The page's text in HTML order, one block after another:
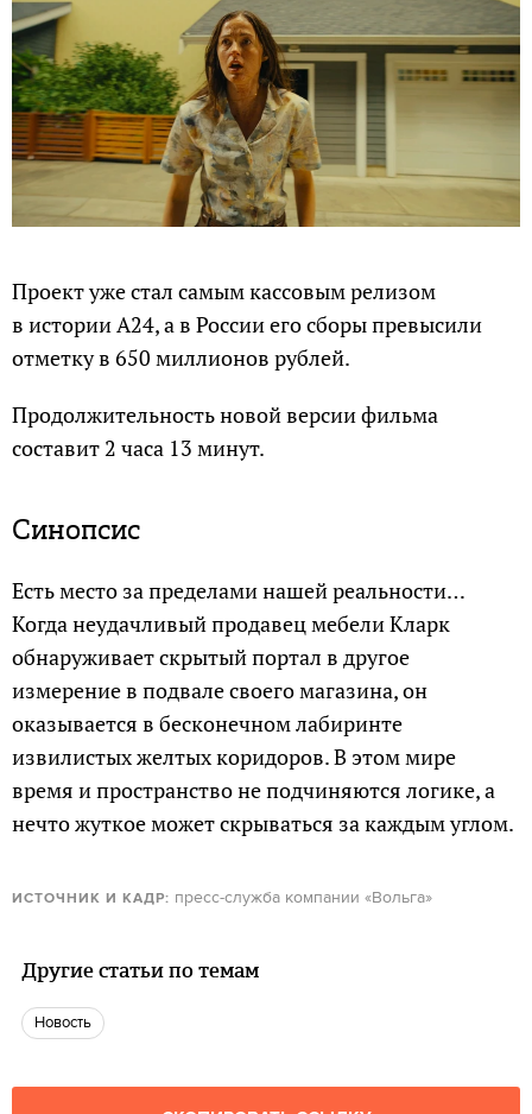
Проект уже стал самым кассовым релизом
в истории A24, а в России его сборы превысили
отметку в 650 миллионов рублей.
Продолжительность новой версии фильма
составит 2 часа 13 минут.
Синопсис
Есть место за пределами нашей реальности…
Когда неудачливый продавец мебели Кларк
обнаруживает скрытый портал в другое
измерение в подвале своего магазина, он
оказывается в бесконечном лабиринте
извилистых желтых коридоров. В этом мире
время и пространство не подчиняются логике, а
нечто жуткое может скрываться за каждым углом.
ИСТОЧНИК И КАДР: пресс-служба компании «Вольга»
Другие статьи по темам
Новость